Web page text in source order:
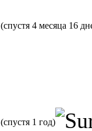
(спустя 4 месяца 16
(спустя 1 год)